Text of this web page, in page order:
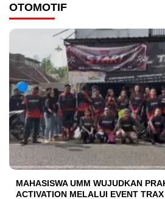
OTOMOTIF
MAHASISWA UMM WUJUDKAN
ACTIVATION MELALUI EVENT